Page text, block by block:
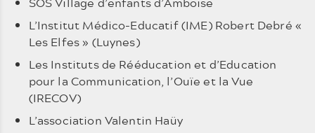
L’Institut Médico-Educatif (IME) Robert Debré «
Les Elfes » (Luynes)
Les Instituts de Rééducation et d’Education
pour la Communication, l’Ouïe et la Vue
(IRECOV)
L’association Valentin Haüy